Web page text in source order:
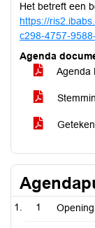
Het betreft een
https://
c298-4757-
Agenda
Agenda
1